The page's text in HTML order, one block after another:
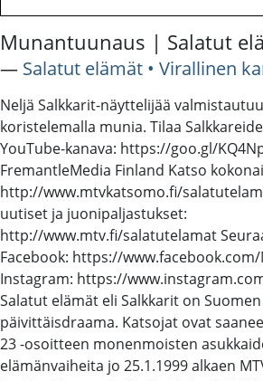
Munantuunaus | Salatut
― Salatut elämät • Virallinen
Neljä Salkkarit-näyttelijää
koristelemalla munia. Tilaa
YouTube-kanava: https://goo.gl/
FremantleMedia Finland Katso
http://www.mtvkatsomo.fi/
uutiset ja juonipaljastukset:
http://www.mtv.fi/salatutelamat
Facebook: https://
Instagram: https://
Salatut elämät eli Salkkarit on
päivittäisdraama. Katsojat ovat
23 -osoitteen monenmoisten
elämänvaiheita jo 25.1.1999 alkaen